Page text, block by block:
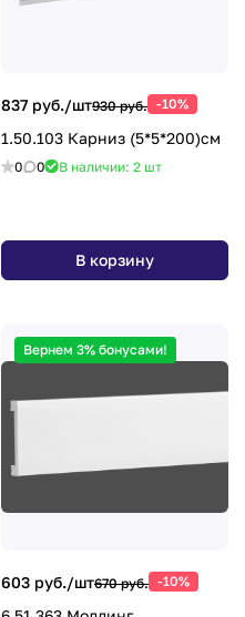
837 руб./шт930 руб. -10%
1.50.103 Карниз (5*5*200)см
0 0 В наличии: 2 шт
В корзину
Вернем 3% бонусами!
603 руб./шт670 руб. -10%